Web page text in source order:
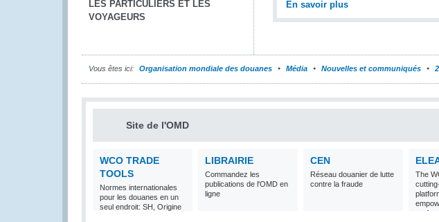
LES PARTICULIERS ET LES
VOYAGEURS
En savoir plus
Vous êtes ici: Organisation mondiale des douanes Média Nouvelles et communiqués
Site de l'OMD
WCO TRADE
TOOLS
Normes internationales
pour les douanes en un
seul endroit: SH, Origine
LIBRAIRIE
Commandez les
publications de l'OMD en
ligne
CEN
Réseau douanier de lutte
contre la fraude
The